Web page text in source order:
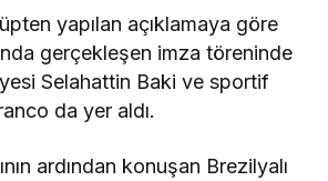
yapılan açıklamaya göre
gerçekleşen imza töreninde
Selahattin Baki ve sportif
da yer aldı.
ardından konuşan Brezilyalı